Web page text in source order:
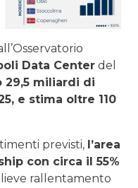
Data Center del
29,5 miliardi di
e stima oltre 110
previsti, l’area
con circa il 55%
lieve rallentamento